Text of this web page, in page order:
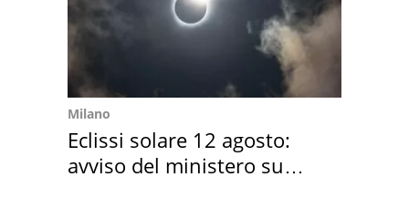
Milano
Eclissi solare 12 agosto:
avviso del ministero su